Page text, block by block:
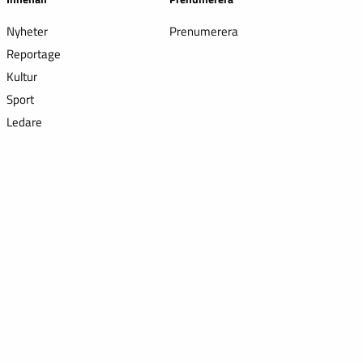
Nyheter
Reportage
Kultur
Sport
Ledare
Prenumerera